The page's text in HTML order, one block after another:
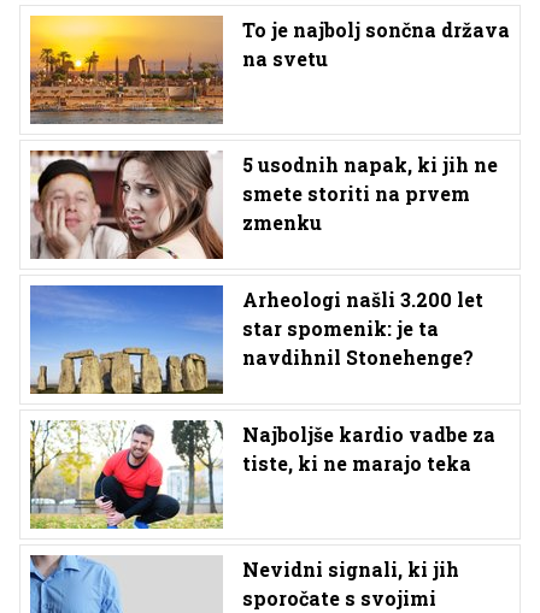
To je najbolj sončna država
na svetu
5 usodnih napak, ki jih ne
smete storiti na prvem
zmenku
Arheologi našli 3.200 let
star spomenik: je ta
navdihnil Stonehenge?
Najboljše kardio vadbe za
tiste, ki ne marajo teka
Nevidni signali, ki jih
sporočate s svojimi